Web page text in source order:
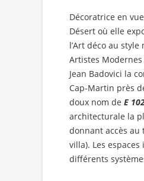
Décoratrice en
Désert où elle
l’Art déco au
Artistes Modernes
Jean Badovici la
Cap-Martin près
doux nom de E
architecturale la
donnant accès au
villa). Les
différents